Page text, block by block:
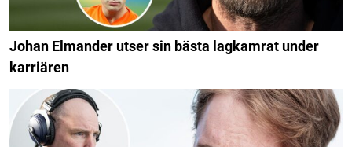
Johan Elmander utser sin bästa lagkamrat under
karriären